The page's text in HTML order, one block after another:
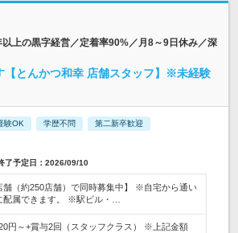
上の黒字経営／定着率90%／月8～9日休み／深
【とんかつ和幸 店舗スタッフ】※未経験
験OK 学歴不問 第二新卒歓迎
予定日：2026/09/10
舗（約250店舗）で同時募集中】 ※自宅から通い
配属できます。 ※駅ビル・…
円～+賞与2回（スタッフクラス） ※上記金額